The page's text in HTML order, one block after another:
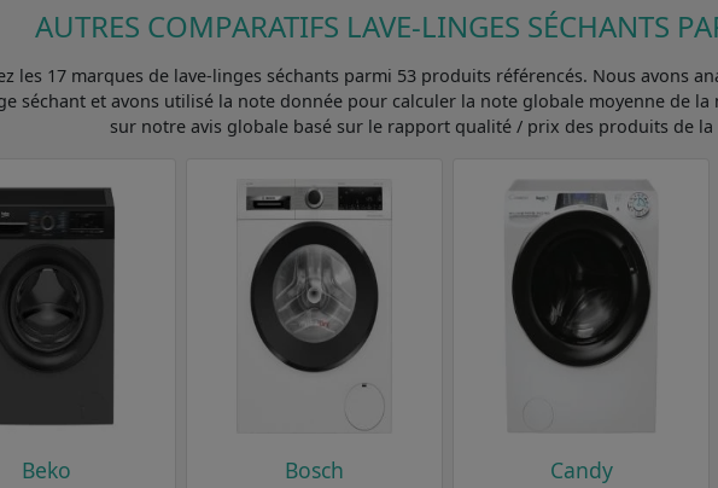
AUTRES COMPARATIFS LAVE-LINGES SÉCHANTS
les 17 marques de lave-linges séchants parmi 53 produits référencés. Nous avons
séchant et avons utilisé la note donnée pour calculer la note globale moyenne de la
sur notre avis globale basé sur le rapport qualité / prix des produits de la
Beko Bosch Candy